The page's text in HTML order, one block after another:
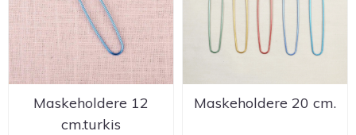
Maskeholdere 12
cm.turkis
Maskeholdere 20 cm.